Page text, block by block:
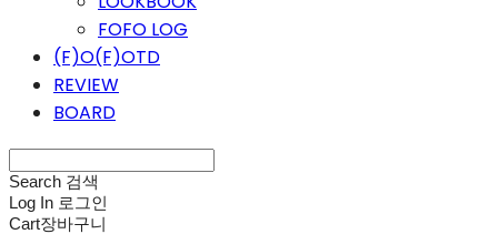
FOFO LOG
(F)O(F)OTD
REVIEW
BOARD
Search 검색
Log In 로그인
Cart장바구니